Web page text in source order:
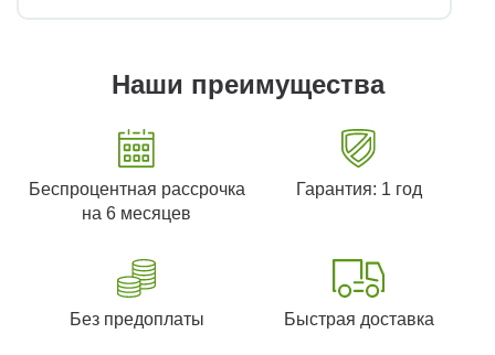
Наши преимущества
Беспроцентная рассрочка
на 6 месяцев
Гарантия: 1 год
Без предоплаты Быстрая доставка